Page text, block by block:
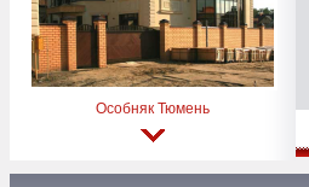
Особняк Тюмень